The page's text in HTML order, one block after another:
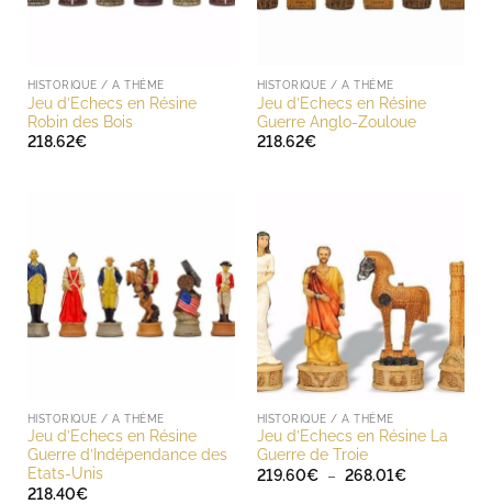
HISTORIQUE / A THÈME
Jeu d’Echecs en Résine
Robin des Bois
218.62€
HISTORIQUE / A THÈME
Jeu d’Echecs en Résine
Guerre Anglo-Zouloue
218.62€
HISTORIQUE / A THÈME
Jeu d’Echecs en Résine
Guerre d’Indépendance des
Etats-Unis
218.40€
HISTORIQUE / A THÈME
Jeu d’Echecs en Résine La
Guerre de Troie
219.60€ – 268.01€Plage